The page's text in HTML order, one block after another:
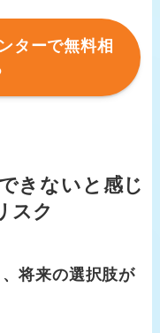
ターで無料相
きないと感じ
スク
将来の選択肢が